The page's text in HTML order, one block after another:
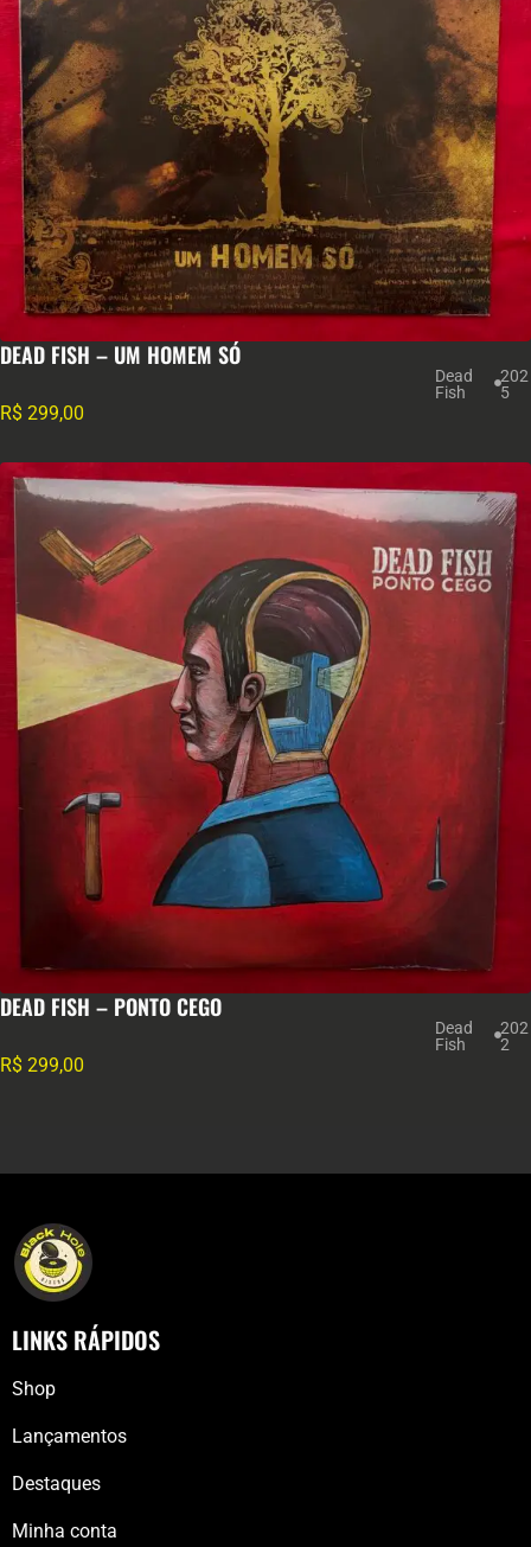
DEAD FISH – UM HOMEM SÓ
Dead
Fish
202
5
R$ 299,00
DEAD FISH – PONTO CEGO
Dead
Fish
202
2
R$ 299,00
LINKS RÁPIDOS
Shop
Lançamentos
Destaques
Minha conta